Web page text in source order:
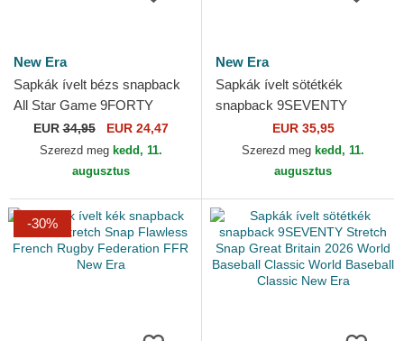
New Era
Sapkák ívelt bézs snapback
All Star Game 9FORTY
Stretch Snap Fan Pack MLB
New Era
EUR34,95 EUR 24,47
Szerezd meg kedd, 11.
augusztus
New Era
Sapkák ívelt sötétkék
snapback 9SEVENTY
Stretch Snap Flower New
York Yankees MLB New Era
EUR 35,95
Szerezd meg kedd, 11.
augusztus
-30%